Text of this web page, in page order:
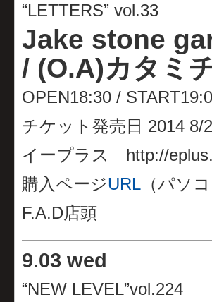
“LETTERS” vol.33
Jake stone
/ (O.A)カタミ
OPEN18:30 /
チケット発売日 2014 8/
イープラス http://
購入ページURL （パソ
F.A.D店頭
9.03 wed
“NEW LEVEL”vol.224